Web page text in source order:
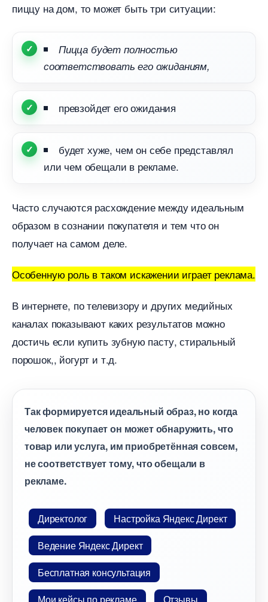
пиццу на дом, то может быть три ситуации:
Пицца будет полностью
соответствовать его ожиданиям,
превзойдет его ожидания
удет хуже, чем он себе представлял
или чем обещали в рекламе.
Часто случаются расхождение между идеальным
образом в сознании покупателя и тем что он
получает на самом деле.
Особенную роль в таком искажении играет реклама.
интернете, по телевизору и других медийных
каналах показывают каких результатов можно
достичь если купить зубную пасту, стиральный
порошок,, йогурт и т.д.
Так формируется идеальный образ, но когда
человек покупает он может обнаружить, что
товар или услуга, им приобретённая совсем,
не соответствует тому, что обещали
рекламе.
Директоло
Настройка Яндекс Директ
едение Яндекс Директ
Бесплатная консультация